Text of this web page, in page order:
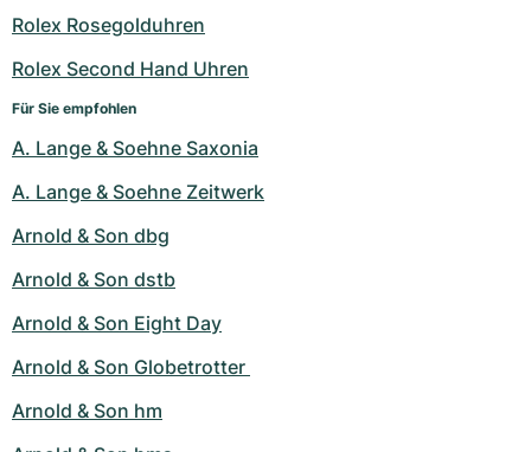
Rolex Rosegolduhren
Rolex Second Hand Uhren
Für Sie empfohlen
A. Lange & Soehne Saxonia
A. Lange & Soehne Zeitwerk
Arnold & Son dbg
Arnold & Son dstb
Arnold & Son Eight Day
Arnold & Son Globetrotter
Arnold & Son hm